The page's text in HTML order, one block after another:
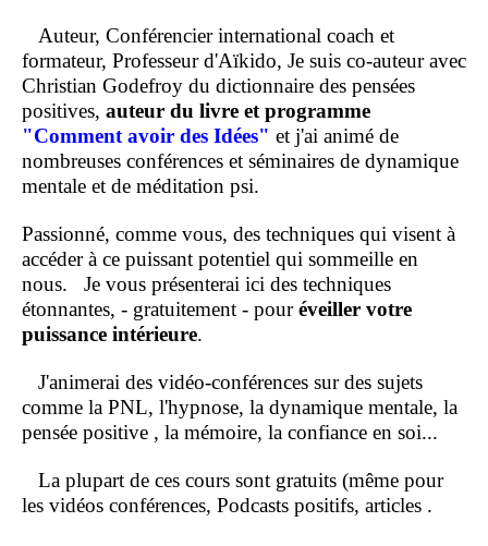
Auteur, Conférencier international coach et
formateur, Professeur d'Aïkido, Je suis co-auteur avec
Christian Godefroy du dictionnaire des pensées
positives, auteur du livre et programme
"Comment avoir des Idées" et j'ai animé de
nombreuses conférences et séminaires de dynamique
mentale et de méditation psi.
Passionné, comme vous, des techniques qui visent à
accéder à ce puissant potentiel qui sommeille en
nous. Je vous présenterai ici des techniques
étonnantes, - gratuitement - pouréveiller votre
puissance intérieure.
J'animerai des vidéo-conférences sur des sujets
comme la PNL, l'hypnose, la dynamique mentale, la
pensée positive , la mémoire, la confiance en soi...
La plupart de ces cours sont gratuits (même pour
les vidéos conférences, Podcasts positifs, articles .